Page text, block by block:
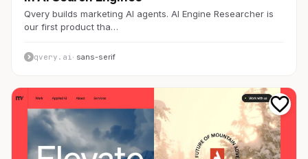
Qvery builds marketing AI agents. AI Engine Researcher is
our first product tha…
qvery.ai· sans-serif